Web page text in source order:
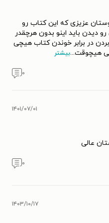
عزیزی که این کتاب رو
دیدن باید اینو بدون هرچقدر
در برابر خوندن کتاب هیچی
هیچوقت...بیشتر
۰
۱۴۰۱/۰۷/۰۱
عالی
۰
۱۴۰۳/۱۰/۱۷